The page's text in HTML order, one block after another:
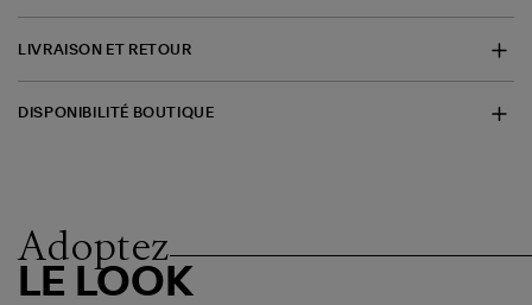
LIVRAISON ET RETOUR
DISPONIBILITÉ BOUTIQUE
Adoptez
LE LOOK